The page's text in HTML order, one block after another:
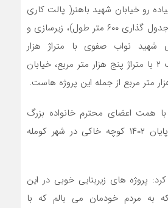
رو خیابان شهید باهنر( پالت کاری
هزار و ۵۰۰ متر مربع، جدول گذاری ۶۰۰ متر طول)، زیرسازی و
شهید نواب صفوی با متراژ هزار
مترمربع، کوچه صاحب ۲ با متراژ پنج هزار متر مربع، خیابان
متر مربع از جمله این پروژه هاست.
با همت اعضای محترم خانواده بزرگ
شهرداری کومله ، تا پایان ۱۴۰۲ کوچه خاکی در شهر کومله
پروژه های زیربنایی خوبی در این
به مردم خودمان می بالم که با